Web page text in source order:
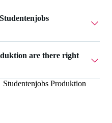
are there right
Produktion.
Studentenjobs Produktion